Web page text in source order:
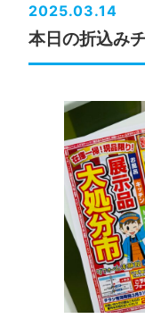
2025.03.14
本日の折込み